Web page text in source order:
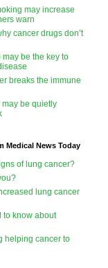
may increase
warn
cancer drugs don’t
be the key to
breaks the immune
be quietly
Medical News Today
of lung cancer?
lung cancer
to know about
helping cancer to